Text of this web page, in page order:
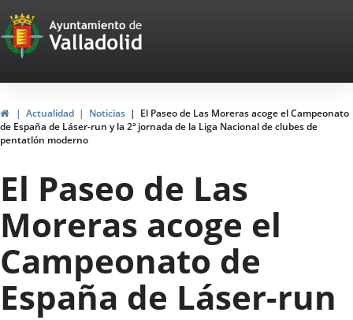
Portal
Web
del
Ayuntamiento
de
Valladolid
InicioActualidad Noticias
El Paseo de Las Moreras acoge el Campeonato
de España de Láser-run y la 2ª jornada de la Liga Nacional de clubes de
pentatlón moderno
El Paseo de Las
Moreras acoge el
Campeonato de
España de Láser-run